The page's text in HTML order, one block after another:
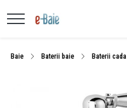
Baie Baterii baie Baterii cada